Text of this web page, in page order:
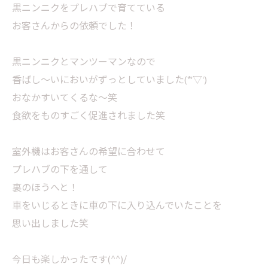
黒ニンニクをプレハブで育てている
お客さんからの依頼でした！
黒ニンニクとマンツーマンなので
香ばし～いにおいがずっとしていました(*'▽')
おなかすいてくるな～笑
食欲をものすごく促進されました笑
室外機はお客さんの希望に合わせて
プレハブの下を通して
裏のほうへと！
車をいじるときに車の下に入り込んでいたことを
思い出しました笑
今日も楽しかったです(^^)/